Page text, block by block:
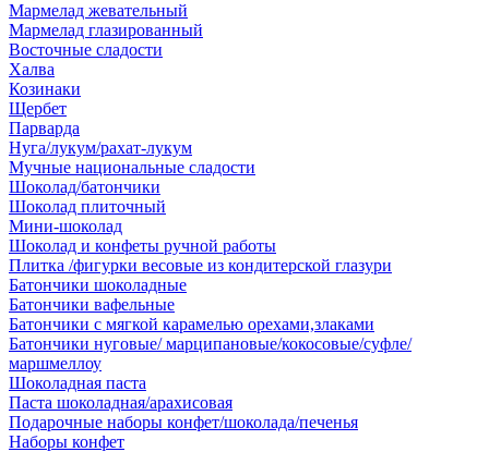
Мармелад жевательный
Мармелад глазированный
Восточные сладости
Халва
Козинаки
Щербет
Парварда
Нуга/лукум/рахат-лукум
Мучные национальные сладости
Шоколад/батончики
Шоколад плиточный
Мини-шоколад
Шоколад и конфеты ручной работы
Плитка /фигурки весовые из кондитерской глазури
Батончики шоколадные
Батончики вафельные
Батончики с мягкой карамелью орехами,злаками
Батончики нуговые/ марципановые/кокосовые/суфле/
маршмеллоу
Шоколадная паста
Паста шоколадная/арахисовая
Подарочные наборы конфет/шоколада/печенья
Наборы конфет